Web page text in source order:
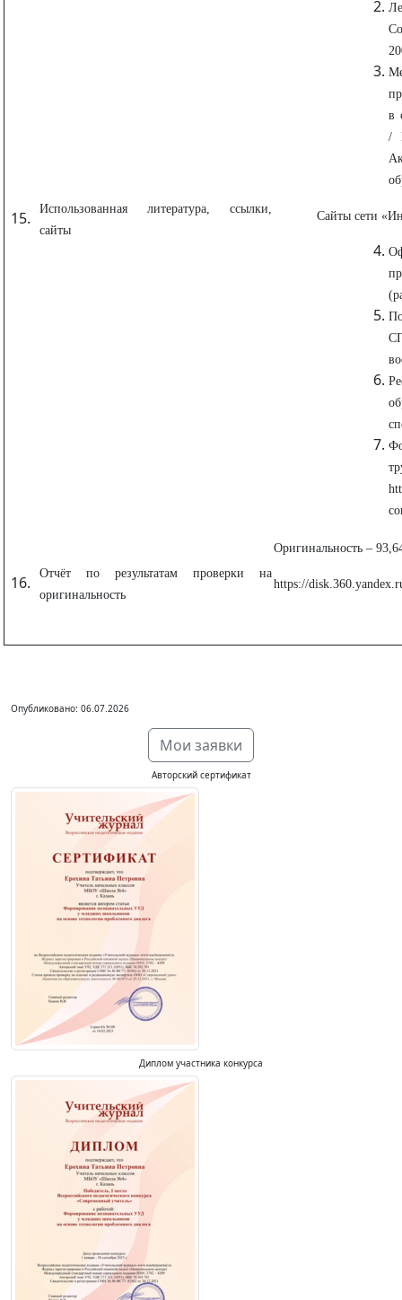
Использованная литература, ссылки,
сайты
в
/
Сайты сети
Отчёт по результатам проверки на
оригинальность
Оригинальность –
https://
Опубликовано: 06.07.2026
Мои заявки
Авторский сертификат
Диплом участника конкурса